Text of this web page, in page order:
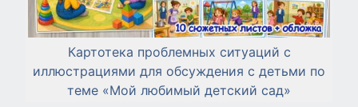
Картотека проблемных ситуаций с
иллюстрациями для обсуждения с детьми по
теме «Мой любимый детский сад»